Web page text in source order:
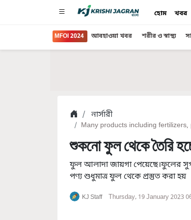
হোম খবর
MFOI 2024 আবহাওয়া খবর শরীর ও স্বাস্থ্য
নার্সারী
Many products including
শুকনো ফুল থেকে তৈরি
ফুল আলাদা জায়গা পেয়েছে।ফুলের
পণ্য শুধুমাত্র ফুল থেকে প্রস্তুত করা হয়
KJ Staff Thursday, 19 January 2023